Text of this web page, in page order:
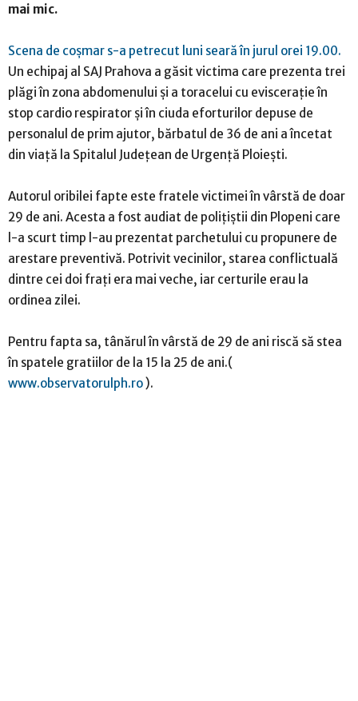
mai mic.
Scena de coșmar s-a petrecut luni seară în jurul orei 19.00.
Un echipaj al SAJ Prahova a găsit victima care prezenta trei
plăgi în zona abdomenului și a toracelui cu eviscerație în
stop cardio respirator și în ciuda eforturilor depuse de
personalul de prim ajutor, bărbatul de 36 de ani a încetat
din viață la Spitalul Județean de Urgență Ploiești.
Autorul oribilei fapte este fratele victimei în vârstă de doar
29 de ani. Acesta a fost audiat de polițiștii din Plopeni care
l-a scurt timp l-au prezentat parchetului cu propunere de
arestare preventivă. Potrivit vecinilor, starea conflictuală
dintre cei doi frați era mai veche, iar certurile erau la
ordinea zilei.
Pentru fapta sa, tânărul în vârstă de 29 de ani riscă să stea
în spatele gratiilor de la 15 la 25 de ani.(
www.observatorulph.ro).